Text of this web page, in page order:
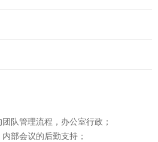
队管理流程，办公室行政；
部会议的后勤支持；